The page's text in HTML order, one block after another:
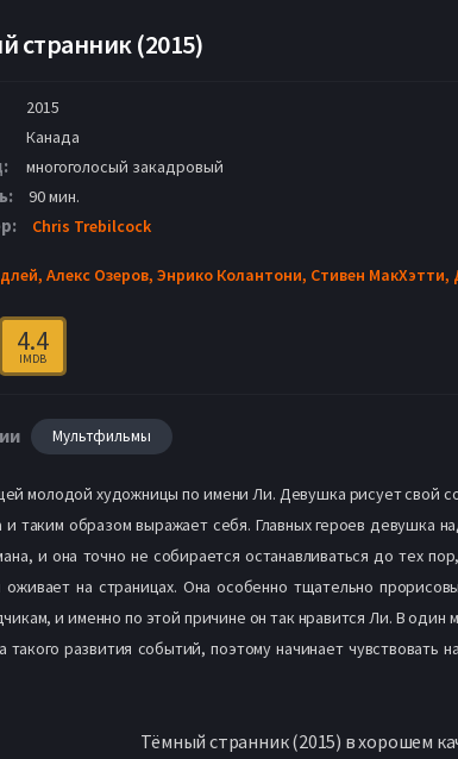
странник (2015)
2015
Канада
многоголосый закадровый
90 мин.
Chris Trebilcock
Алекс Озеров, Энрико Колантони, Стивен МакХэтти,
4.4
IMDB
Мультфильмы
молодой художницы по имени Ли. Девушка рисует свой
и таким образом выражает себя. Главных героев
и она точно не собирается останавливаться до тех
на страницах. Она особенно тщательно
и именно по этой причине он так нравится Ли. В один
развития событий, поэтому начинает
Тёмный странник (2015) в хорошем